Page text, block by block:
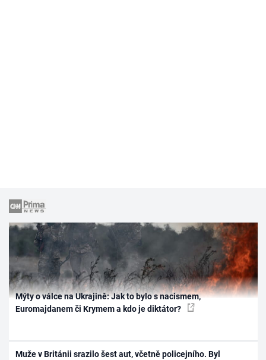
Mýty o válce na Ukrajině: Jak to bylo s nacismem,
Euromajdanem či Krymem a kdo je diktátor?
Muže v Británii srazilo šest aut, včetně policejního. Byl